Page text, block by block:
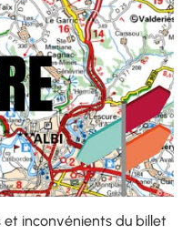
inconvénients du billet